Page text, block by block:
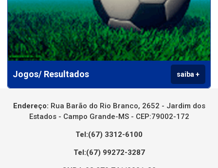
Jogos/ Resultados saiba +
Endereço: Rua Barão do Rio Branco, 2652 - Jardim dos
Estados - Campo Grande-MS - CEP:79002-172
Tel:(67) 3312-6100
Tel:(67) 99272-3287